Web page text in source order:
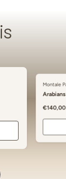
Montale
Prezzo
€140,00